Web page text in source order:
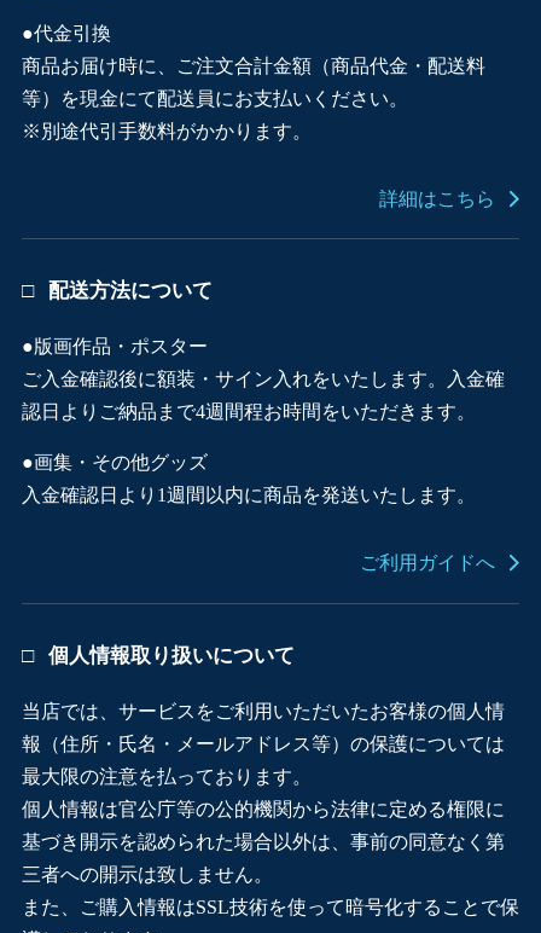
●代金引換
商品お届け時に、ご注文合計金額（商品代金・配送料
等）を現金にて配送員にお支払いください。
※別途代引手数料がかかります。
詳細はこちら
配送方法について
●版画作品・ポスター
ご入金確認後に額装・サイン入れをいたします。入金確
認日よりご納品まで4週間程お時間をいただきます。
●画集・その他グッズ
入金確認日より1週間以内に商品を発送いたします。
ご利用ガイドへ
個人情報取り扱いについて
当店では、サービスをご利用いただいたお客様の個人情
報（住所・氏名・メールアドレス等）の保護については
最大限の注意を払っております。
個人情報は官公庁等の公的機関から法律に定める権限に
基づき開示を認められた場合以外は、事前の同意なく第
三者への開示は致しません。
また、ご購入情報はSSL技術を使って暗号化することで保